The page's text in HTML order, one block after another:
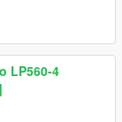
LP560-4